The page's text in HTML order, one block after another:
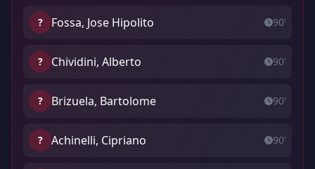
? Fossa, Jose Hipolito 90'
? Chividini, Alberto 90'
? Brizuela, Bartolome 90'
? Achinelli, Cipriano 90'